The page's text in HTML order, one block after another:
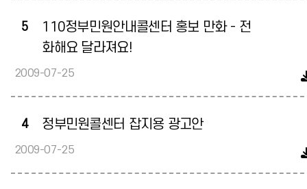
5
110정부민원안내콜센터 홍보 만화 - 전
화해요 달라져요!
2009-07-25
4 정부민원콜센터 잡지용 광고안
2009-07-25